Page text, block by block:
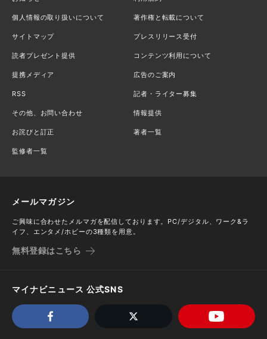
個人情報の取り扱いについて 著作権と転載について
サイトマップ プレスリリース受付
読者プレゼント提供 コンテンツ利用について
提携メディア 広告のご案内
RSS 記者・ライター募集
その他、お問い合わせ 情報提供
お詫びと訂正 著者一覧
監修者一覧
メールマガジン
ご興味に合わせたメルマガを配信しております。PC/デジタル、ワーク&ラ
イフ、エンタメ/ホビーの3種類を用意。
無料登録はこちら
マイナビニュース 公式SNS